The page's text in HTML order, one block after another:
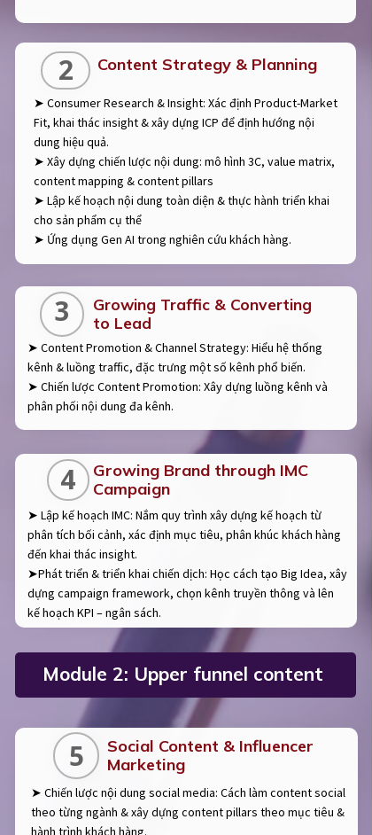
Social Content & Influencer
Marketing
➤ Chiến lược nội dung social media: Cách làm content social
theo từng ngành & xây dựng content pillars theo mục tiêu &
hành trình khách hàng.
5
Content Strategy & Planning
➤ Consumer Research & Insight: Xác định Product-Market
Fit, khai thác insight & xây dựng ICP để định hướng nội
dung hiệu quả.
➤ Xây dựng chiến lược nội dung: mô hình 3C, value matrix,
content mapping & content pillars
➤ Lập kế hoạch nội dung toàn diện & thực hành triển khai
cho sản phẩm cụ thể
➤ Ứng dụng Gen AI trong nghiên cứu khách hàng.
2
Growing Traffic & Converting
to Lead
➤ Content Promotion & Channel Strategy: Hiểu hệ thống
kênh & luồng traffic, đặc trưng một số kênh phổ biến.
➤ Chiến lược Content Promotion: Xây dựng luồng kênh và
phân phối nội dung đa kênh.
3
Growing Brand through IMC
Campaign
➤ Lập kế hoạch IMC: Nắm quy trình xây dựng kế hoạch từ
phân tích bối cảnh, xác định mục tiêu, phân khúc khách hàng
đến khai thác insight.
➤Phát triển & triển khai chiến dịch: Học cách tạo Big Idea, xây
dựng campaign framework, chọn kênh truyền thông và lên
kế hoạch KPI – ngân sách.
4
Module 2: Upper funnel content